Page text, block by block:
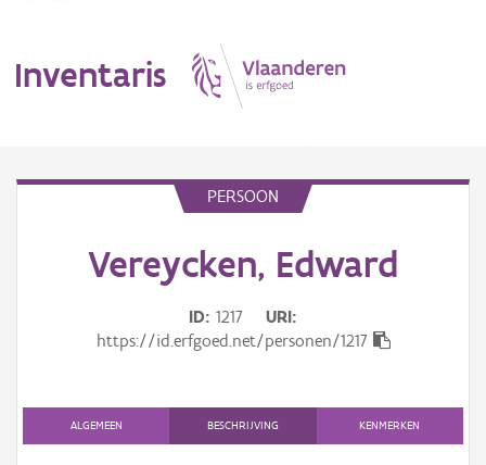
Inventaris
Erfgoedobject
Thema
PERSOON
Vereycken, Edward
ID 1217
URI
https://id.erfgoed.net/personen/1217
ALGEMEEN BESCHRIJVING KENMERKEN